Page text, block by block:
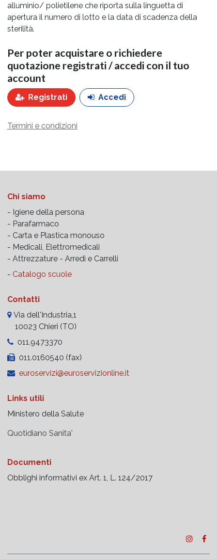
alluminio/ polietilene che riporta sulla linguetta di
apertura il numero di lotto e la data di scadenza della
sterilità.
Per poter acquistare o richiedere
quotazione registrati / accedi con il tuo
account
Registrati Accedi
Termini e condizioni
Chi siamo
- Igiene della persona
- Parafarmaco
- Carta e Plastica monouso
- Medicali, Elettromedicali
- Attrezzature - Arredi e Carrelli
- Catalogo scuole
Contatti
Via dell'Industria,1
10023 Chieri (TO)
011.9473370
011.0160540 (fax)
euroservizi@euroservizionline.it
Links utili
Ministero della Salute
Quotidiano Sanita'
Documenti
Obblighi informativi ex Art. 1, L. 124/2017